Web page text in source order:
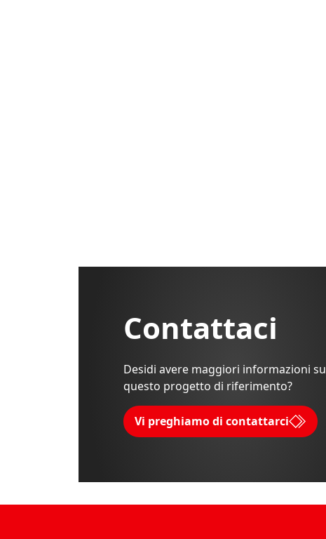
Contattaci
Desidi avere maggiori informazioni su
questo progetto di riferimento?
Vi preghiamo di contattarci